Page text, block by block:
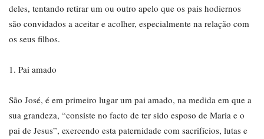
deles, tentando retirar um ou outro apelo que os pais hodiernos
são convidados a aceitar e acolher, especialmente na relação com
os seus filhos.
1. Pai amado
São José, é em primeiro lugar um pai amado, na medida em que a
sua grandeza, “consiste no facto de ter sido esposo de Maria e o
pai de Jesus”, exercendo esta paternidade com sacrifícios, lutas e